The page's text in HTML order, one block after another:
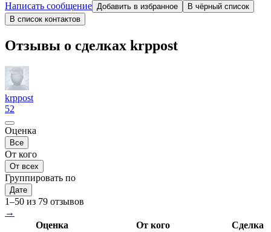
Написать сообщение Добавить в избранное
В чёрный список
В список контактов
Отзывы о сделках krppost
krppost
52
Оценка
Все
От кого
От всех
Группировать по
Дате
1–50 из 79 отзывов
→
Оценка
От кого Сделка